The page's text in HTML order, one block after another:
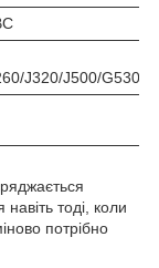
J320/J500/G530/
тоді, коли
потрібно